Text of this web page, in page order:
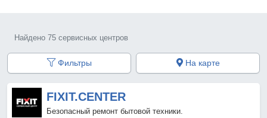
Найдено 75 сервисных центров
Фильтры На карте
FIXIT.CENTER
Безопасный ремонт бытовой техники.